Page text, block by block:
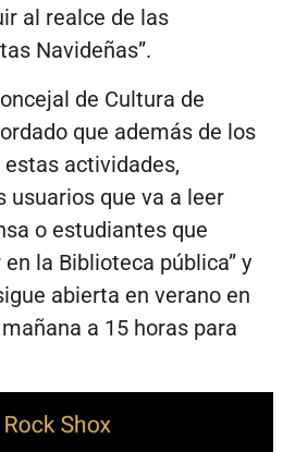
al realce de las
Navideñas”.
de Cultura de
que además de los
actividades,
usuarios que va a leer
o estudiantes que
la Biblioteca pública” y
abierta en verano en
a 15 horas para